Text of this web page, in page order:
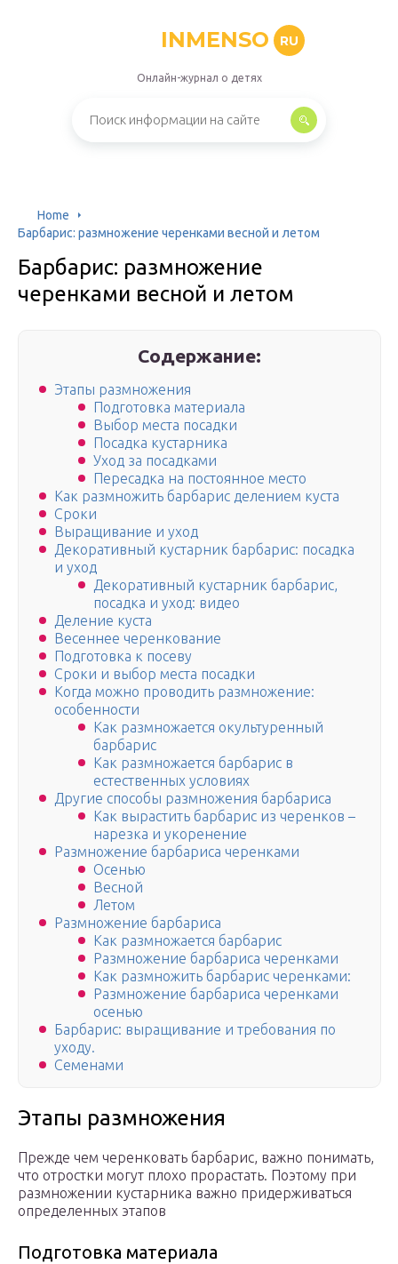
INMENSO RU
Онлайн-журнал о детях
Home
Барбарис: размножение черенками весной и летом
Барбарис: размножение
черенками весной и летом
Содержание:
Этапы размножения
Подготовка материала
Выбор места посадки
Посадка кустарника
Уход за посадками
Пересадка на постоянное место
Как размножить барбарис делением куста
Сроки
Выращивание и уход
Декоративный кустарник барбарис: посадка
и уход
Декоративный кустарник барбарис,
посадка и уход: видео
Деление куста
Весеннее черенкование
Подготовка к посеву
Сроки и выбор места посадки
Когда можно проводить размножение:
особенности
Как размножается окультуренный
барбарис
Как размножается барбарис в
естественных условиях
Другие способы размножения барбариса
Как вырастить барбарис из черенков –
нарезка и укоренение
Размножение барбариса черенками
Осенью
Весной
Летом
Размножение барбариса
Как размножается барбарис
Размножение барбариса черенками
Как размножить барбарис черенками:
Размножение барбариса черенками
осенью
Барбарис: выращивание и требования по
уходу.
Семенами
Этапы размножения
Прежде чем черенковать барбарис, важно понимать,
что отростки могут плохо прорастать. Поэтому при
размножении кустарника важно придерживаться
определенных этапов
Подготовка материала